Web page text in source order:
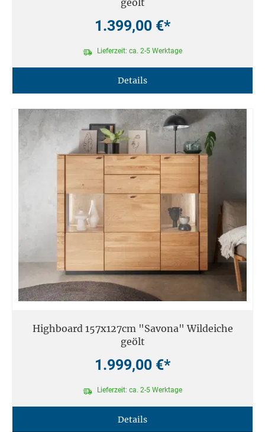
geölt
1.399,00 €*
Lieferzeit: ca. 2-5 Werktage
Details
Highboard 157x127cm "Savona" Wildeiche
geölt
1.999,00 €*
Lieferzeit: ca. 2-5 Werktage
Details